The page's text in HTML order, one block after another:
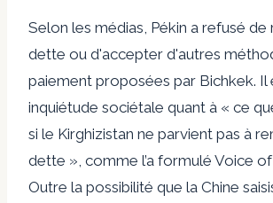
Selon les médias, Pékin a refusé
dette ou d'accepter d'autres
paiement proposées par Bichkek. Il
inquiétude sociétale quant à « ce
si le Kirghizistan ne parvient pas à
dette », comme l’a formulé Voice
Outre la possibilité que la Chine